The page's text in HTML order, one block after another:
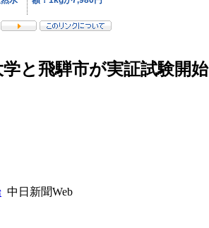
と飛騨市が実証試験開始
中日新聞Web